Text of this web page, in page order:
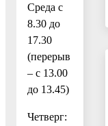
Среда с
8.30 до
17.30
(перерыв
– с 13.00
до 13.45)
Четверг: